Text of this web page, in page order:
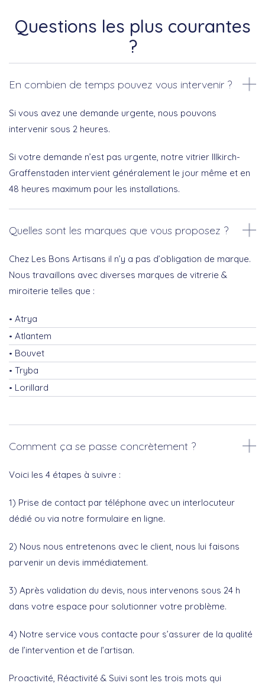
Questions les plus courantes
?
En combien de temps pouvez vous intervenir ?
Si vous avez une demande urgente, nous pouvons
intervenir sous 2 heures.
Si votre demande n’est pas urgente, notre vitrier Illkirch-
Graffenstaden intervient généralement le jour même et en
48 heures maximum pour les installations.
Quelles sont les marques que vous proposez ?
Chez Les Bons Artisans il n’y a pas d’obligation de marque.
Nous travaillons avec diverses marques de vitrerie &
miroiterie telles que :
Atrya
Atlantem
Bouvet
Tryba
Lorillard
Comment ça se passe concrètement ?
Voici les 4 étapes à suivre :
1) Prise de contact par téléphone avec un interlocuteur
dédié ou via notre formulaire en ligne.
2) Nous nous entretenons avec le client, nous lui faisons
parvenir un devis immédiatement.
3) Après validation du devis, nous intervenons sous 24 h
dans votre espace pour solutionner votre problème.
4) Notre service vous contacte pour s’assurer de la qualité
de l’intervention et de l’artisan.
Proactivité, Réactivité & Suivi sont les trois mots qui